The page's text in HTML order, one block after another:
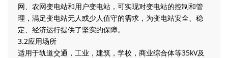
网、农网变电站和用户变电站，可实现对变电站的控制和管
理，满足变电站无人或少人值守的需求，为变电站安全、稳
定、经济运行提供了坚实的保障。
3.2应用场所
适用于轨道交通，工业，建筑，学校，商业综合体等35kV及